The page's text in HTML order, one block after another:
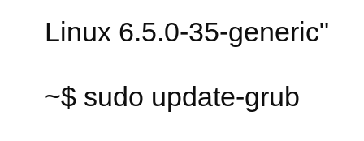
Linux 6.5.0-35-generic"
~$ sudo update-grub